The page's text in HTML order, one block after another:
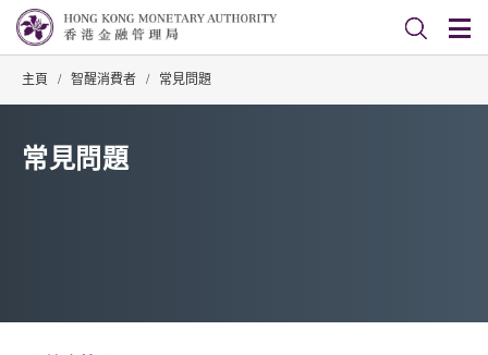
主頁 / 智醒消費者 / 常見問題
常見問題